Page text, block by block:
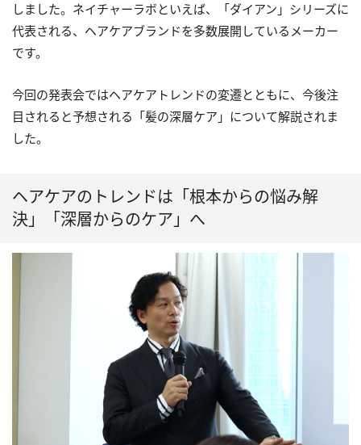
しました。ネイチャーラボといえば、「ダイアン」シリーズに
代表される、ヘアケアブランドを多数展開しているメーカー
です。
今回の発表会ではヘアケアトレンドの変遷とともに、今後注
目されると予想される「髪の深層ケア」について解説されま
した。
ヘアケアのトレンドは「根本からの悩み解
決」「深層からのケア」へ